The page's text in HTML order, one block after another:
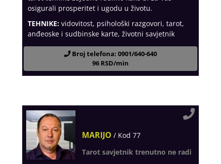
osigurali prosperitet i ugodu u životu.
TEHNIKE:vidovitost, psihološki razgovori, tarot,
anđeoske i sudbinske karte, životni savjetnik
Broj telefona: 0901/640-640
96 RSD/min
MARIJO / Kod 77
Tarot savjetnik trenutno ne radi